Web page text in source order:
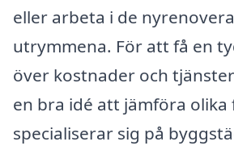
eller arbeta i de
utrymmena. För att få en
över kostnader och
en bra idé att jämföra
specialiserar sig på